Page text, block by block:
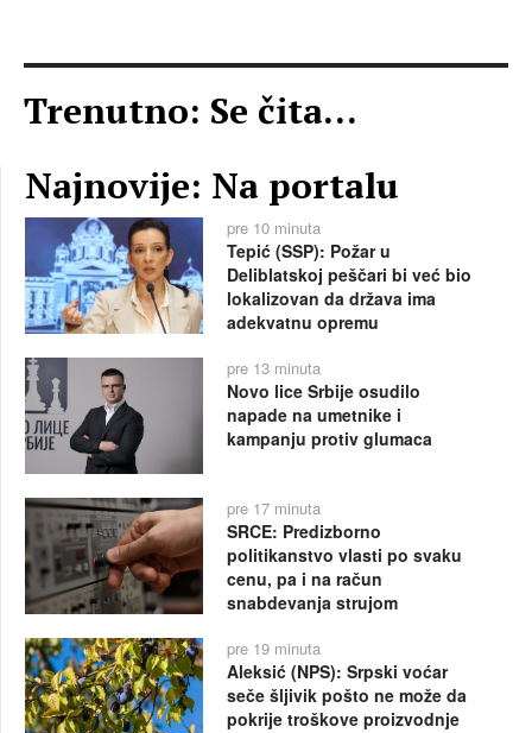
Trenutno: Se čita...
Najnovije: Na portalu
pre 10 minuta
Tepić (SSP): Požar u
Deliblatskoj peščari bi već bio
lokalizovan da država ima
adekvatnu opremu
pre 13 minuta
Novo lice Srbije osudilo
napade na umetnike i
kampanju protiv glumaca
pre 17 minuta
SRCE: Predizborno
politikanstvo vlasti po svaku
cenu, pa i na račun
snabdevanja strujom
pre 19 minuta
Aleksić (NPS): Srpski voćar
seče šljivik pošto ne može da
pokrije troškove proizvodnje